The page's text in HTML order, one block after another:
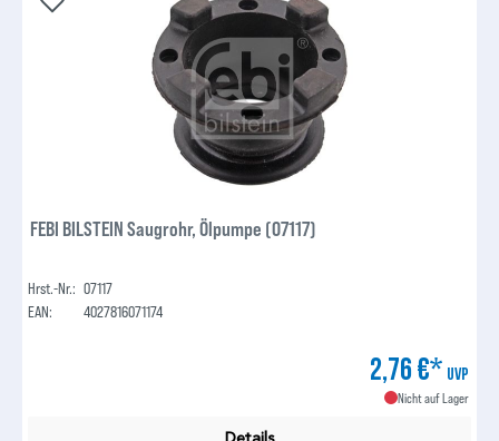
FEBI BILSTEIN Saugrohr, Ölpumpe (07117)
Hrst.-Nr.: 07117
EAN:
4027816071174
2,76 €* UVP
Nicht auf Lager